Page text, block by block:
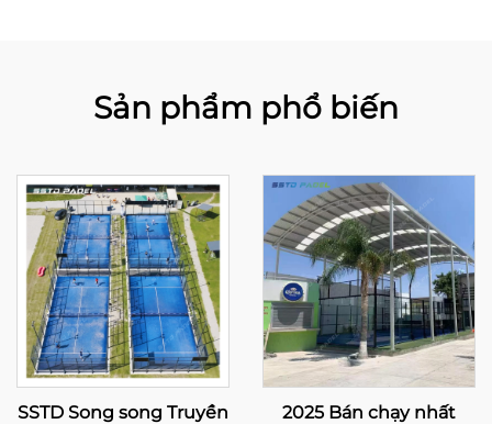
Sản phẩm phổ biến
SSTD Song song Truyền
2025 Bán chạy nhất